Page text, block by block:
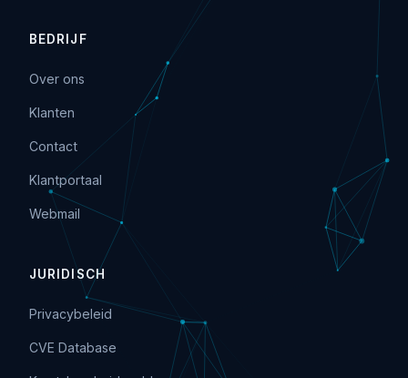
BEDRIJF
Over ons
Klanten
Contact
Klantportaal
Webmail
JURIDISCH
Privacybeleid
CVE Database